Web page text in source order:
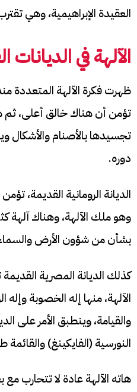
العقيدة الإبراهيمية، وهي
الآلهة في الديانات
ظهرت فكرة الآلهة المتعددة
تؤمن أن هناك خالق أعلى، ثم
تجسيدها بالأصنام والأشكال
دوره.
الديانة الرومانية القديمة،
وهو ملك الآلهة، وهناك آلهة
بشأن من شؤون الأرض
كذلك الديانة المصرية
الآلهة، منها إله الخصوبة وإله
والقيامة، وينطبق الأمر على
النورسية (الفايكينغ) والقائمة
هاته الآلهة عادة لا تتحارب